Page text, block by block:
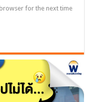
for the next time